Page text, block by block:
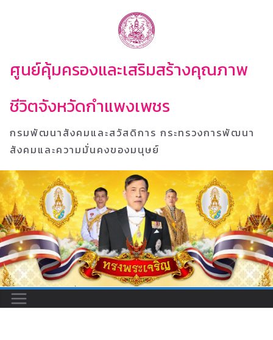
ศูนย์คุ้มครองและเสริมสร้างคุณภาพ
ชีวิตจังหวัดกำแพงเพชร
กรมพัฒนาสังคมและสวัสดิการ กระทรวงการพัฒนา
สังคมและความมั่นคงของมนุษย์